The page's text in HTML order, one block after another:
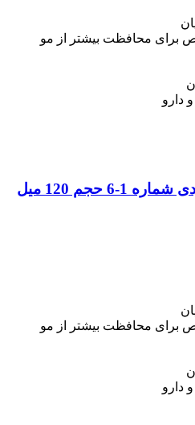
محافظت بیشتر از مو
رنگ مو الوکسین سری دودی شماره 1-6 حجم 120 میل
محافظت بیشتر از مو